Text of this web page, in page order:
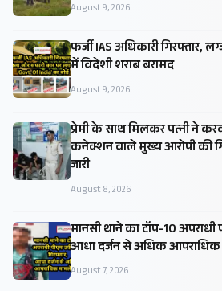
August 9, 2026
फर्जी IAS अधिकारी गिरफ्तार,
में विदेशी शराब बरामद
August 9, 2026
प्रेमी के साथ मिलकर पत्नी ने
कनेक्शन वाले मुख्य आरोपी की
जारी
August 8, 2026
मानसी थाने का टॉप-10 अपराधी
आधा दर्जन से अधिक आपराधिक
August 7, 2026